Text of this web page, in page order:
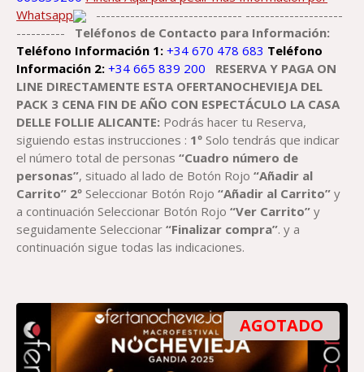
Whatsapp
------------------------------ --------------------
----------
Teléfonos de Contacto para Información:
Teléfono Información 1:+34 670 478 683 Teléfono
Información 2: +34 665 839 200
RESERVA Y PAGA ON
LINE DIRECTAMENTE ESTA OFERTANOCHEVIEJA DEL
PACK 3 CENA FIN DE AÑO CON ESPECTÁCULO LA CASA
DELLE FOLLIE ALICANTE: Podrás hacer tu Reserva,
siguiendo estas instrucciones : 1º Solo tendrás que indicar
el número total de personas“Cuadro número de
personas”, situado al lado de Botón Rojo“Añadir al
Carrito” 2º Seleccionar Botón Rojo“Añadir al Carrito” y
a continuación Seleccionar Botón Rojo“Ver Carrito” y
seguidamente Seleccionar“Finalizar compra”. y a
continuación sigue todas las indicaciones.
AGOTADO